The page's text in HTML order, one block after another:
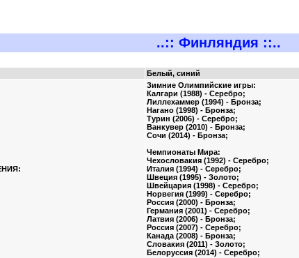
..:: Финляндия ::..
Белый, синий
Зимние Олимпийские игры:
Калгари (1988) - Серебро;
Лиллехаммер (1994) - Бронза;
Нагано (1998) - Бронза;
Турин (2006) - Серебро;
Ванкувер (2010) - Бронза;
Сочи (2014) - Бронза;
Чемпионаты Мира:
Чехословакия (1992) - Серебро;
Италия (1994) - Серебро;
Швеция (1995) - Золото;
Швейцария (1998) - Серебро;
Норвегия (1999) - Серебро;
Россия (2000) - Бронза;
Германия (2001) - Серебро;
Латвия (2006) - Бронза;
Россия (2007) - Серебро;
Канада (2008) - Бронза;
Словакия (2011) - Золото;
Белоруссия (2014) - Серебро;